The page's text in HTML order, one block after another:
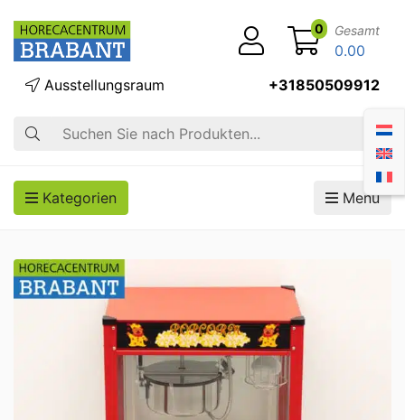
Suche
Ausstellungsraum +31850509912
0 Gesamt
0.00
Kategorien Menü